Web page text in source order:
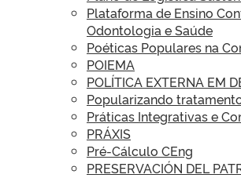
Plataforma de Ensino
Odontologia e Saúde
Poéticas Populares na
POIEMA
POLÍTICA EXTERNA EM
Popularizando
Práticas Integrativas e
PRÁXIS
Pré-Cálculo CEng
PRESERVACIÓN DEL